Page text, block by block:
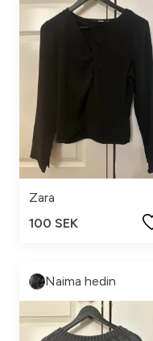
Zara
100 SEK
Naima hedin